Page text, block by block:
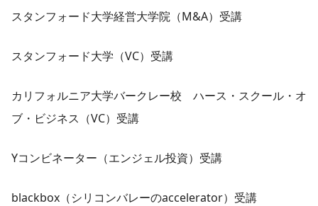
スタンフォード大学経営大学院（M&A）受講
スタンフォード大学（VC）受講
カリフォルニア大学バークレー校 ハース・スクール・オ
ブ・ビジネス（VC）受講
Yコンビネーター（エンジェル投資）受講
blackbox（シリコンバレーのaccelerator）受講